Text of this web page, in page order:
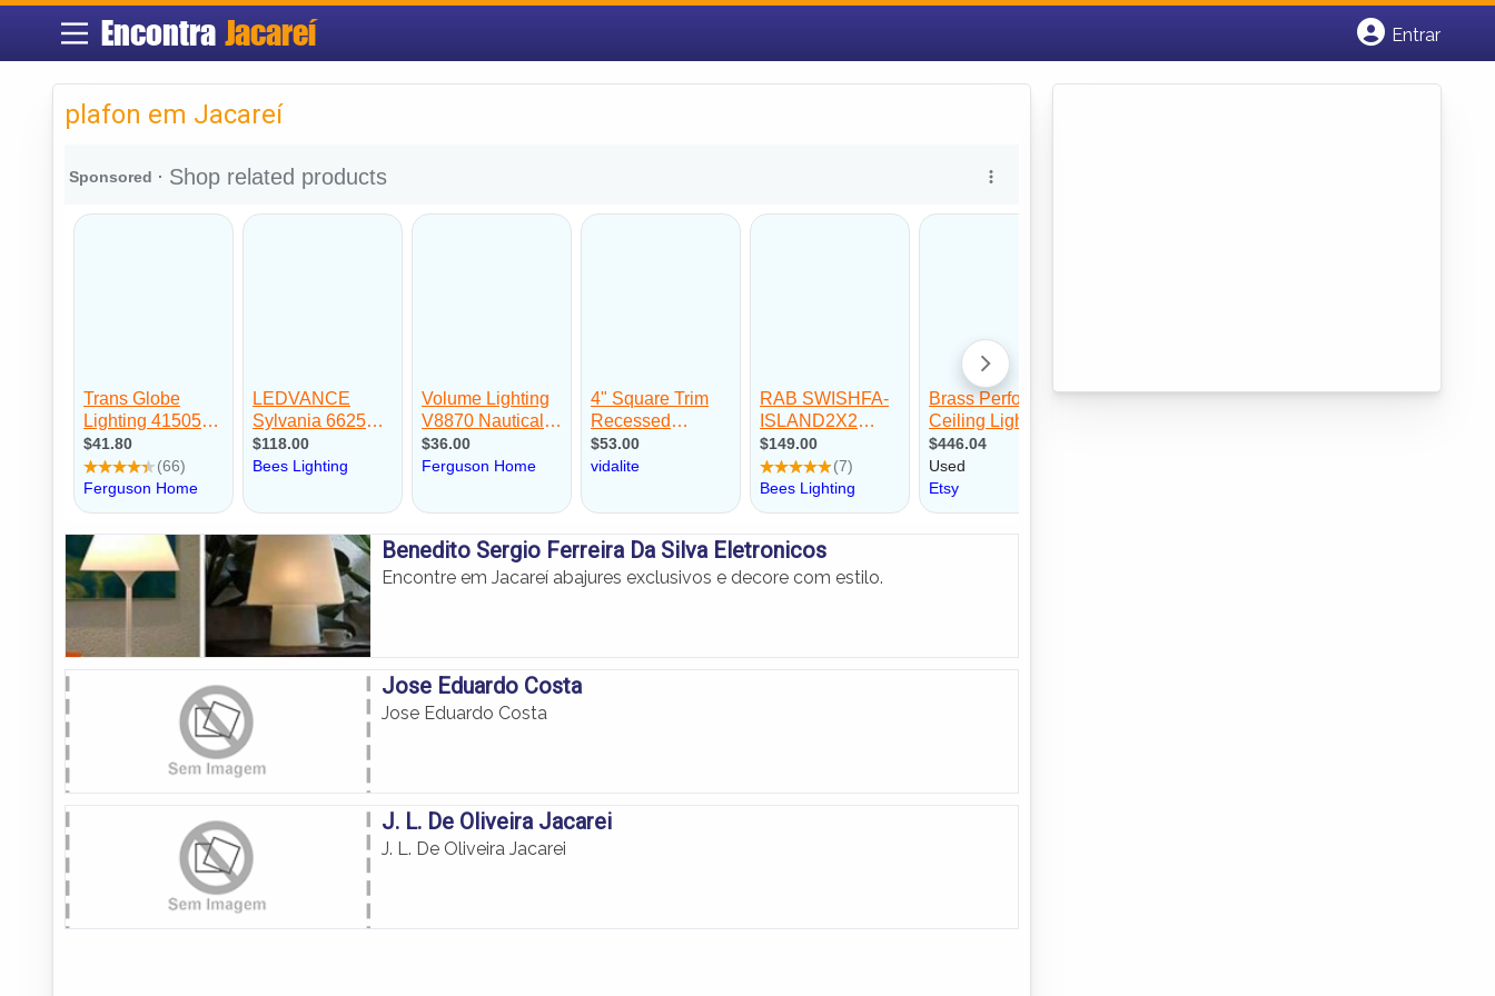
Encontra Jacareí
Entrar
plafon em Jacareí
Benedito Sergio Ferreira Da Silva Eletronicos
Encontre em Jacareí abajures exclusivos e decore com estilo.
Jose Eduardo Costa
Jose Eduardo Costa
J. L. De Oliveira Jacarei
J. L. De Oliveira Jacarei